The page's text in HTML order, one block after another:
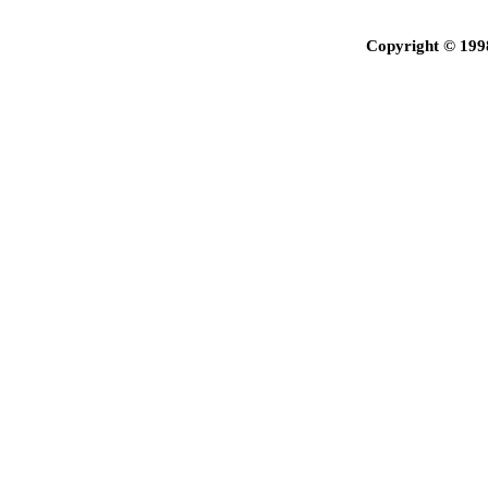
Copyright ©